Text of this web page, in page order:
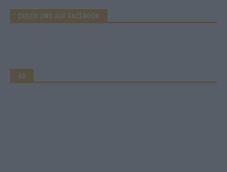
CHECK UNS AUF FACEBOOK
AD